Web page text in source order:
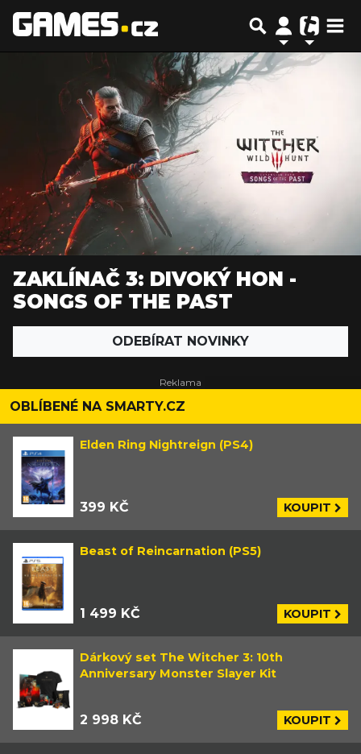
ZAKLÍNAČ 3: DIVOKÝ HON -
SONGS OF THE PAST
ODEBÍRAT NOVINKY
OBLÍBENÉ NA SMARTY.CZ
Elden Ring Nightreign (PS4)
399 KČ KOUPIT
Beast of Reincarnation (PS5)
1 499 KČ KOUPIT
Dárkový set The Witcher 3: 10th
Anniversary Monster Slayer Kit
2 998 KČ KOUPIT